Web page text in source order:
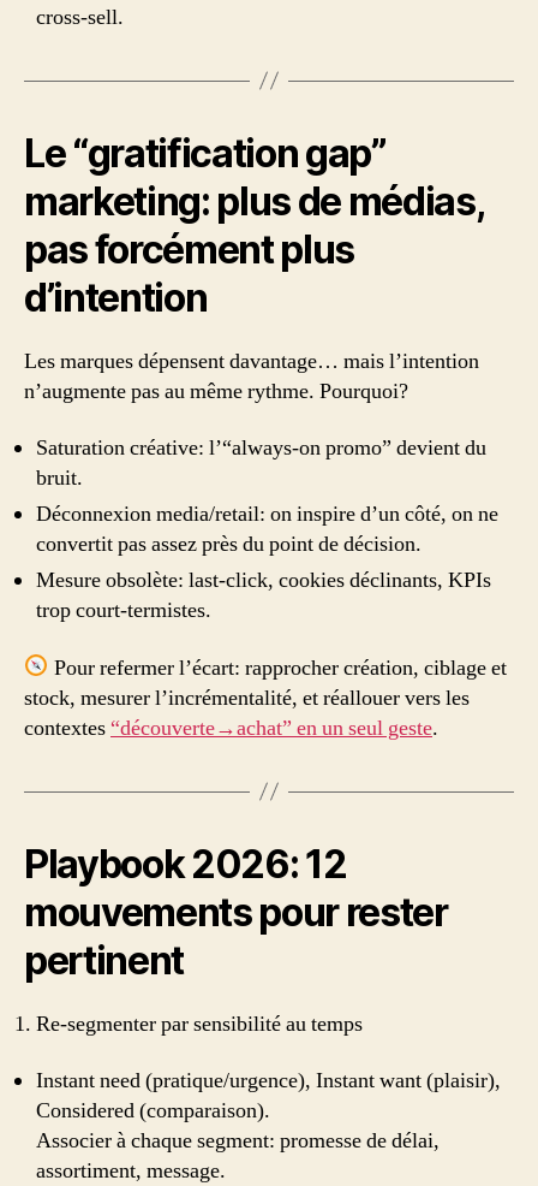
cross-sell.
Le “gratification gap”
marketing: plus de médias,
pas forcément plus
d’intention
Les marques dépensent davantage… mais l’intention
n’augmente pas au même rythme. Pourquoi?
Saturation créative: l’“always-on promo” devient du
bruit.
Déconnexion media/retail: on inspire d’un côté, on ne
convertit pas assez près du point de décision.
Mesure obsolète: last-click, cookies déclinants, KPIs
trop court-termistes.
Pour refermer l’écart: rapprocher création, ciblage et
stock, mesurer l’incrémentalité, et réallouer vers les
contextes “découverte→achat” en un seul geste.
Playbook 2026: 12
mouvements pour rester
pertinent
Re-segmenter par sensibilité au temps
Instant need (pratique/urgence), Instant want (plaisir),
Considered (comparaison).
Associer à chaque segment: promesse de délai,
assortiment, message.